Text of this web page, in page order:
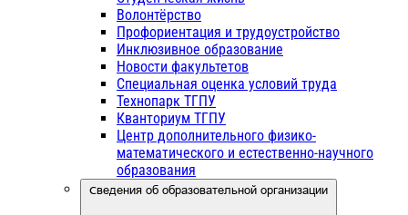
Волонтёрство
Профориентация и трудоустройство
Инклюзивное образование
Новости факультетов
Специальная оценка условий труда
Технопарк ТГПУ
Кванториум ТГПУ
Центр дополнительного физико-
математического и естественно-научного
образования
Сведения об образовательной организации